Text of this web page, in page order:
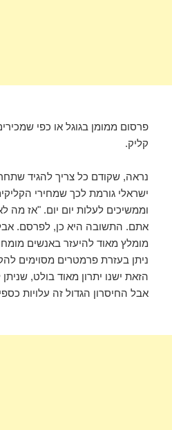
קליק.
נראה, שקודם כל צריך להגיד
ישראלי גורמת לכך שמחירי
וממשיכים לעלות יום יום. "אז
אתם. התשובה היא כן, לפרסם.
מומלץ מאוד להיעזר באנשים
ניתן בעזרת פרמטרים מסוימים
הזאת ישנו יתרון מאוד בולט,
אבל החיסרון הגדול זה עלויות